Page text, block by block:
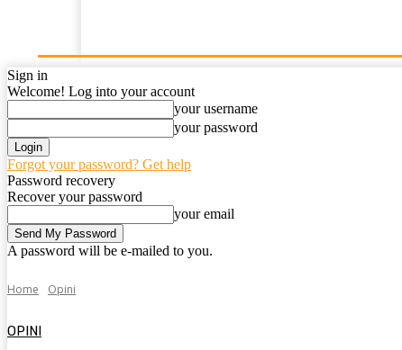
Sign in
Welcome! Log into your account
your username
your password
Forgot your password? Get help
Password recovery
Recover your password
your email
A password will be e-mailed to you.
Home Opini
OPINI